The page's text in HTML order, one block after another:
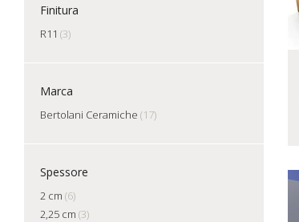
Finitura
R11 (3)
Marca
Bertolani Ceramiche (17)
Spessore
2 cm (6)
2,25 cm (3)